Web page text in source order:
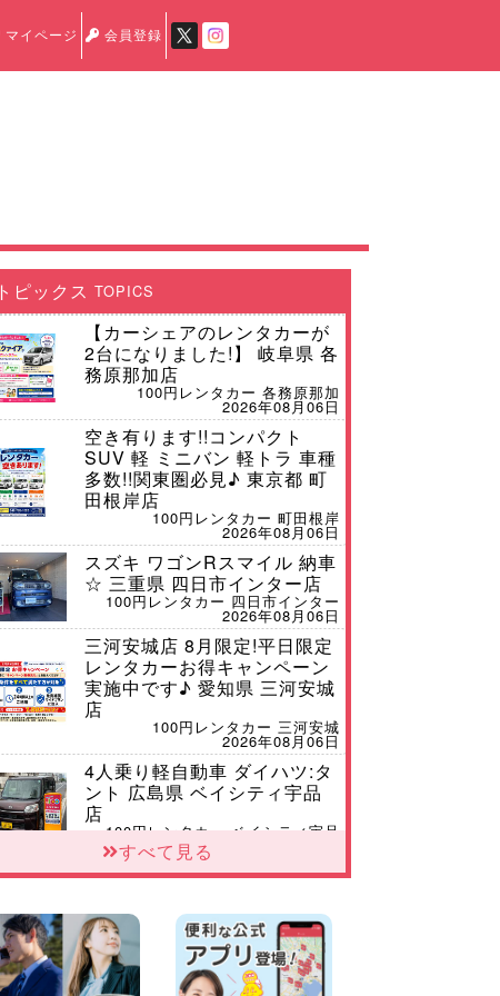
マイページ 会員登録
トピックス TOPICS
【カーシェアのレンタカーが
2台になりました!】 岐阜県 各
務原那加店
100円レンタカー 各務原那加
2026年08月06日
空き有ります!!コンパクト
SUV 軽 ミニバン 軽トラ 車種
多数!!関東圏必見♪ 東京都 町
田根岸店
100円レンタカー 町田根岸
2026年08月06日
スズキ ワゴンRスマイル 納車
☆ 三重県 四日市インター店
100円レンタカー 四日市インター
2026年08月06日
三河安城店 8月限定!平日限定
レンタカーお得キャンペーン
実施中です♪ 愛知県 三河安城
店
100円レンタカー 三河安城
2026年08月06日
4人乗り軽自動車 ダイハツ:タ
ント 広島県 ベイシティ宇品
店
100円レンタカー ベイシティ宇品
体調崩してませんか?? 兵庫県
100円レンタカー 加古川
2026年08月06日
【佐渡の夏はレンタカーで自
由に!】 新潟県 両津店
すべて見る